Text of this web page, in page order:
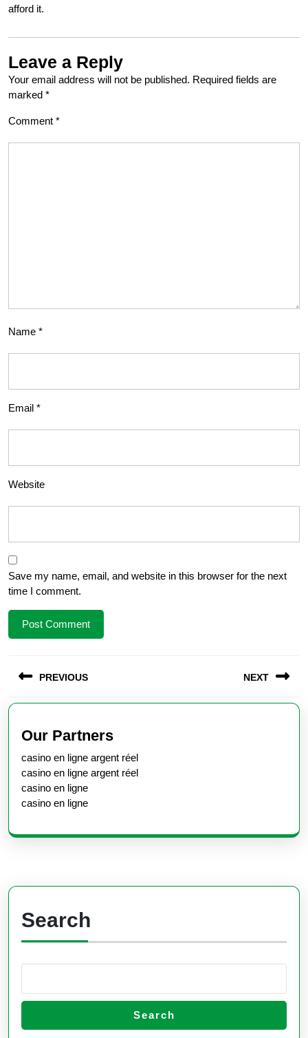
afford it.
Leave a Reply
Your email address will not be published. Required fields are
marked *
Comment *
Name *
Email *
Website
Save my name, email, and website in this browser for the next
time I comment.
navigation
PREVIOUS
Previous
post:
NEXT
Our Partners
casino en ligne argent réel
casino en ligne argent réel
casino en ligne
casino en ligne
Search
Search